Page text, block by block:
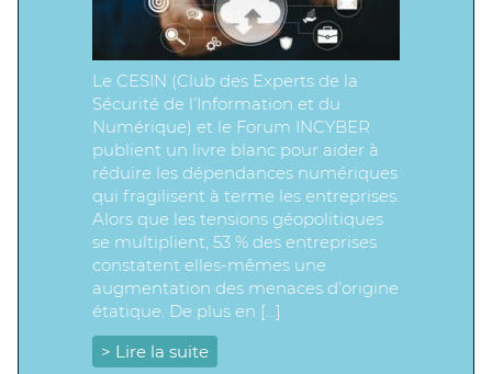
Le CESIN (Club des Experts de la
Sécurité de l’Information et du
Numérique) et le Forum INCYBER
publient un livre blanc pour aider à
réduire les dépendances numériques
qui fragilisent à terme les entreprises.
Alors que les tensions géopolitiques
se multiplient, 53 % des entreprises
constatent elles-mêmes une
augmentation des menaces d’origine
étatique. De plus en […]
> Lire la suite